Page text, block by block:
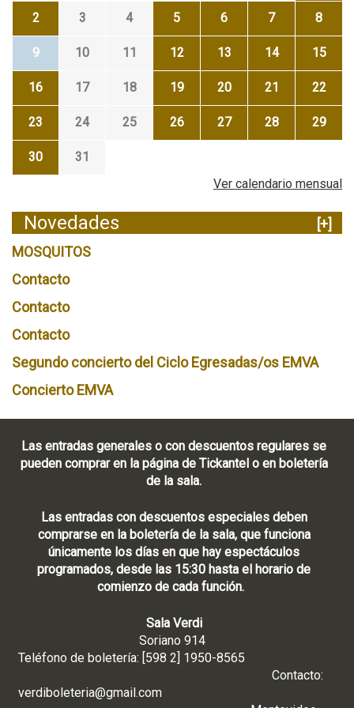
2 3 4 5 6 7 8
9 10 11 12 13 14 15
16 17 18 19 20 21 22
23 24 25 26 27 28 29
30
31
Ver calendario mensual
Novedades
[+]
MOSQUITOS
Contacto
Contacto
Contacto
Segundo concierto del Ciclo Egresadas/os EMVA
Concierto EMVA
Las entradas generales o con descuentos regulares se
pueden comprar en la página de Tickantel o en boletería
de la sala.
Las entradas con descuentos especiales deben
comprarse en la boletería de la sala, que funciona
únicamente los días en que hay espectáculos
programados, desde las 15:30 hasta el horario de
comienzo de cada función.
Sala Verdi
Soriano 914
Teléfono de boletería: [598 2] 1950-8565
Contacto:
verdiboleteria@gmail.com